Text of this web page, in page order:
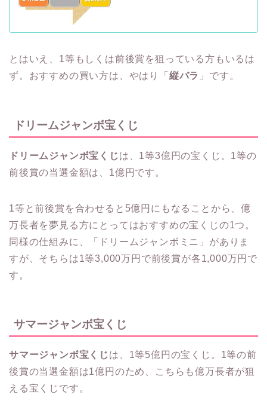
とはいえ、1等もしくは前後賞を狙っている方もいるは
ず。おすすめの買い方は、やはり「 縦バラ 」です。
ドリームジャンボ宝くじ
ドリームジャンボ宝くじは、1等3億円の宝くじ。1等の
前後賞の当選金額は、1億円です。
1等と前後賞を合わせると5億円にもなることから、億
万長者を夢見る方にとってはおすすめの宝くじの1つ。
同様の仕組みに、「ドリームジャンボミニ」がありま
すが、そちらは1等3,000万円で前後賞が各1,000万円で
す。
サマージャンボ宝くじ
サマージャンボ宝くじは、1等5億円の宝くじ。1等の前
後賞の当選金額は1億円のため、こちらも億万長者が狙
える宝くじです。